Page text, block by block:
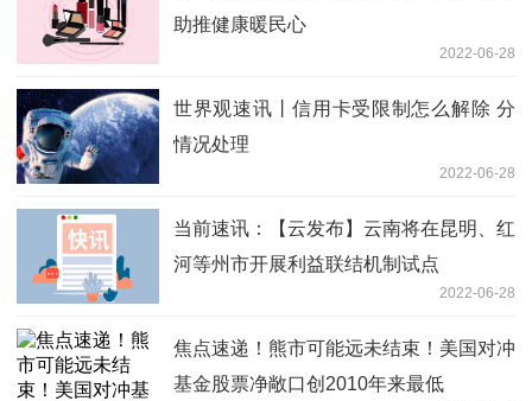
助推健康暖民心
2022-06-28
世界观速讯丨信用卡受限制怎么解除 分
情况处理
2022-06-28
当前速讯：【云发布】云南将在昆明、红
河等州市开展利益联结机制试点
2022-06-28
焦点速递！熊市可能远未结束！美国对冲
基金股票净敞口创2010年来最低